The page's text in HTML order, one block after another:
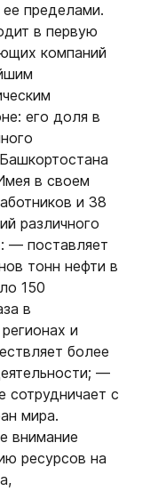
пределами.
в первую
компаний
его доля в
в своем
и 38
различного
— поставляет
тонн нефти в
150
в
и
более
—
сотрудничает с
мира.
внимание
ресурсов на